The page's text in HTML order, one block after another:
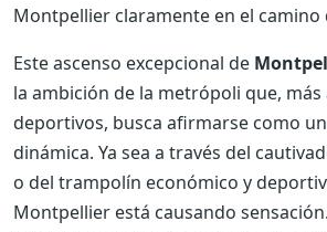
Montpellier claramente en el camino
Este ascenso excepcional de
la ambición de la metrópoli que, más
deportivos, busca afirmarse como
dinámica. Ya sea a través del
o del trampolín económico y
Montpellier está causando